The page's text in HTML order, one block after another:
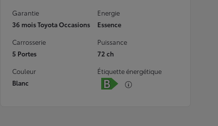
Garantie
36 mois Toyota Occasions
Energie
Essence
Carrosserie
5 Portes
Puissance
72 ch
Couleur
Blanc
Étiquette énergétique